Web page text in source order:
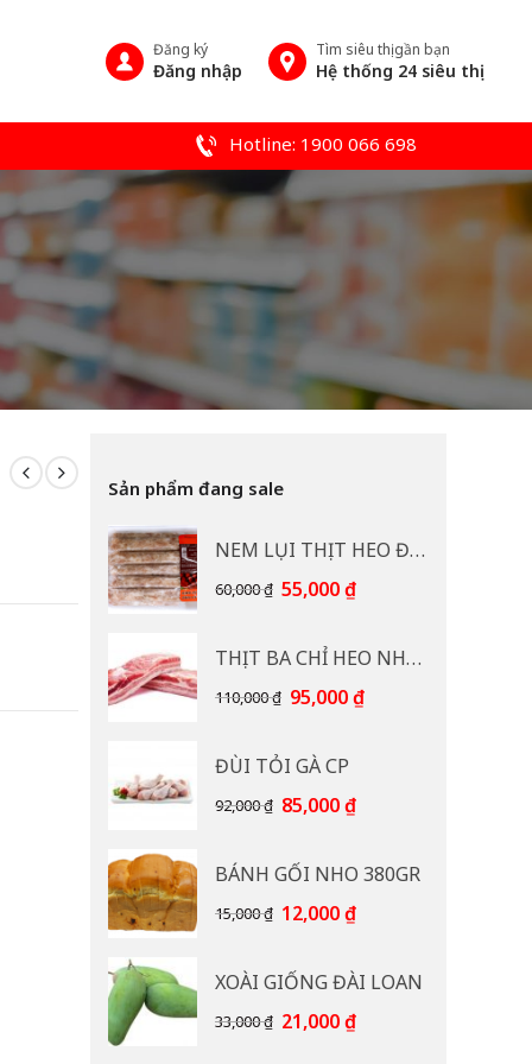
Đăng ký
Đăng nhập
Tìm siêu thị gần bạn
Hệ thống 24 siêu thị
Hotline: 1900 066 698
Sản phẩm đang sale
NEM LỤI THỊT HEO ĐB CP 400G
60,000₫ Giá
60,000 ₫.
55,000₫Giá
là:
55,000 ₫.
THỊT BA CHỈ HEO NHẠP KHẨU
110,000₫ Giá
110,000 ₫.
95,000₫Giá
ĐÙI TỎI GÀ CP
92,000₫ Giá
92,000 ₫.
85,000₫Giá
là:
85,000 ₫.
BÁNH GỐI NHO 380GR
15,000₫ Giá
15,000 ₫.
12,000₫Giá
là:
12,000 ₫.
XOÀI GIỐNG ĐÀI LOAN
33,000₫ Giá
21,000₫Giá